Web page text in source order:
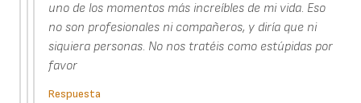
uno de los momentos más increíbles de mi vida. Eso
no son profesionales ni compañeros, y diría que ni
siquiera personas. No nos tratéis como estúpidas por
favor
Respuesta